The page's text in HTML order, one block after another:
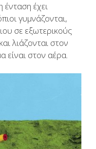
ένταση έχει
γυμνάζονται,
σε εξωτερικούς
λιάζονται στον
είναι στον αέρα.